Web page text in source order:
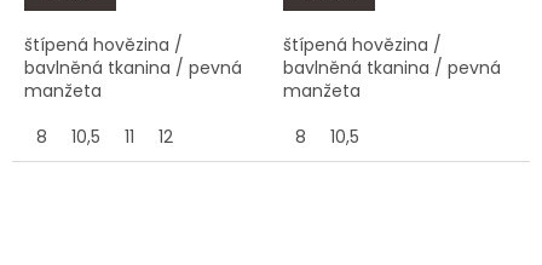
štípená hovězina /
bavlněná tkanina / pevná
manžeta
8
10,5 11 12
štípená hovězina /
bavlněná tkanina / pevná
manžeta
8
10,5